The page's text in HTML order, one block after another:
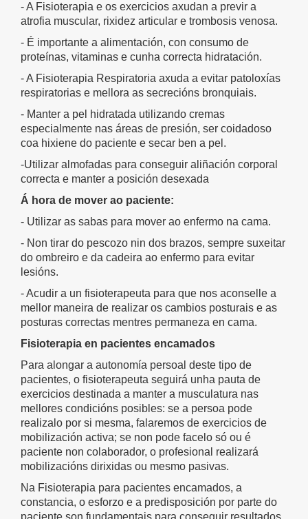
- A Fisioterapia e os exercicios axudan a previr a
atrofia muscular, rixidez articular e trombosis venosa.
- É importante a alimentación, con consumo de
proteínas, vitaminas e cunha correcta hidratación.
- A Fisioterapia Respiratoria axuda a evitar patoloxías
respiratorias e mellora as secrecións bronquiais.
- Manter a pel hidratada utilizando cremas
especialmente nas áreas de presión, ser coidadoso
coa hixiene do paciente e secar ben a pel.
-Utilizar almofadas para conseguir aliñación corporal
correcta e manter a posición desexada
Á hora de mover ao paciente:
- Utilizar as sabas para mover ao enfermo na cama.
- Non tirar do pescozo nin dos brazos, sempre suxeitar
do ombreiro e da cadeira ao enfermo para evitar
lesións.
- Acudir a un fisioterapeuta para que nos aconselle a
mellor maneira de realizar os cambios posturais e as
posturas correctas mentres permaneza en cama.
Fisioterapia en pacientes encamados
Para alongar a autonomía persoal deste tipo de
pacientes, o fisioterapeuta seguirá unha pauta de
exercicios destinada a manter a musculatura nas
mellores condicións posibles: se a persoa pode
realizalo por si mesma, falaremos de exercicios de
mobilización activa; se non pode facelo só ou é
paciente non colaborador, o profesional realizará
mobilizacións dirixidas ou mesmo pasivas.
Na Fisioterapia para pacientes encamados, a
constancia, o esforzo e a predisposición por parte do